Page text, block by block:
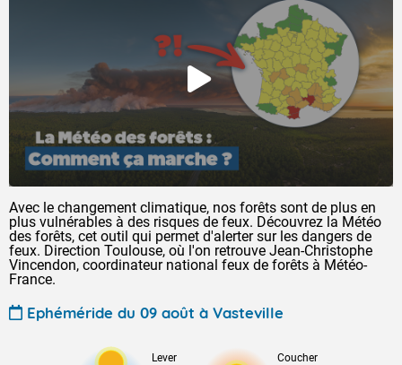
Avec le changement climatique, nos forêts sont de plus en
plus vulnérables à des risques de feux. Découvrez la Météo
des forêts, cet outil qui permet d'alerter sur les dangers de
feux. Direction Toulouse, où l'on retrouve Jean-Christophe
Vincendon, coordinateur national feux de forêts à Météo-
France.
Ephéméride du 09 août à Vasteville
Lever Coucher